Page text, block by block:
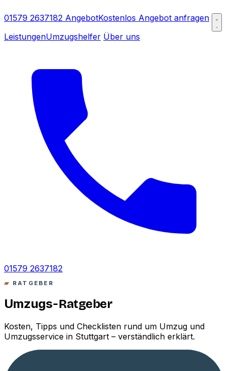
01579 2637182 AngebotKostenlos Angebot anfragen
LeistungenUmzugshelfer Über uns
01579 2637182
RATGEBER
Umzugs-Ratgeber
Kosten, Tipps und Checklisten rund um Umzug und
Umzugsservice in Stuttgart – verständlich erklärt.